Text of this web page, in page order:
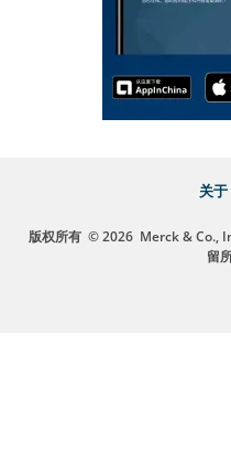
关于
版权所有 © 2026 Merck & Co.,
留